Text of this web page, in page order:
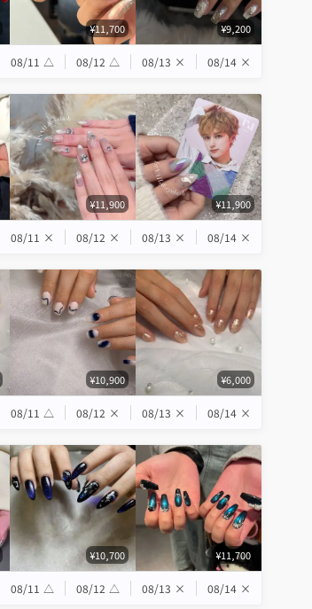
¥11,700 ¥9,200
08/11 △ 08/12 △ 08/13 × 08/14 ×
¥11,900 ¥11,900
08/11 × 08/12 × 08/13 × 08/14 ×
¥10,900 ¥6,000
08/11 △ 08/12 × 08/13 × 08/14 ×
¥10,700 ¥11,700
08/11 △ 08/12 △ 08/13 × 08/14 ×